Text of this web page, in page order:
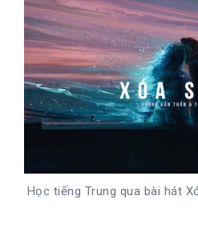
Học tiếng Trung qua bài hát